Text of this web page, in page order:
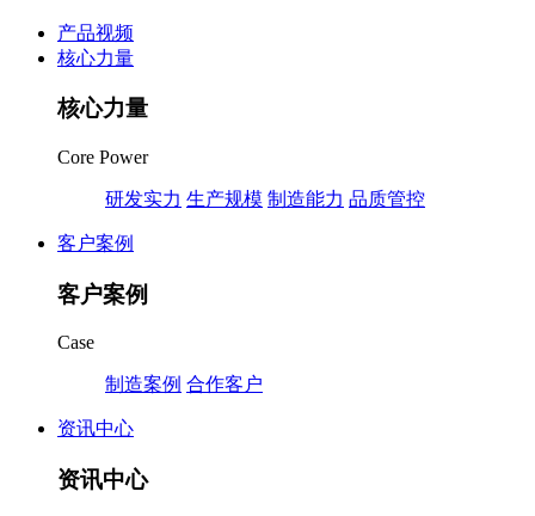
产品视频
核心力量
核心力量
Core Power
研发实力 生产规模 制造能力 品质管控
客户案例
客户案例
Case
制造案例 合作客户
资讯中心
资讯中心